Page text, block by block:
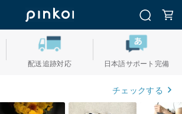
配送追跡対応 日本語サポート完備
チェックする